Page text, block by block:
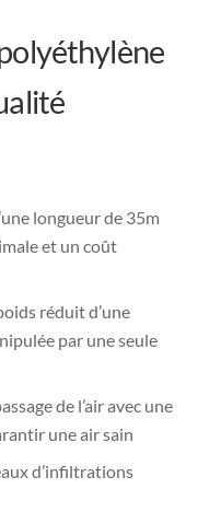
longueur de 35m
et un coût
réduit d’une
par une seule
de l’air avec une
une air sain
d’infiltrations